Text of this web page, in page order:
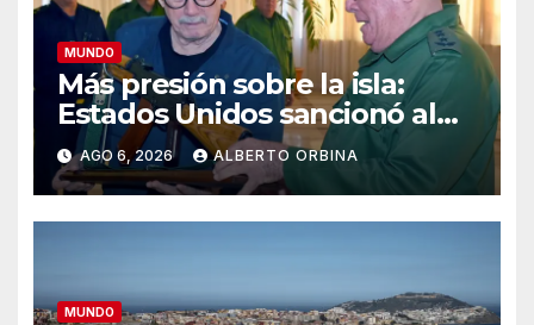
MUNDO
Más presión sobre la isla:
Estados Unidos sancionó al
ministro de las Fuerzas
Armadas y a la cúpula de la
industria militar de Cuba
AGO 6, 2026 ALBERTO ORBINA
MUNDO